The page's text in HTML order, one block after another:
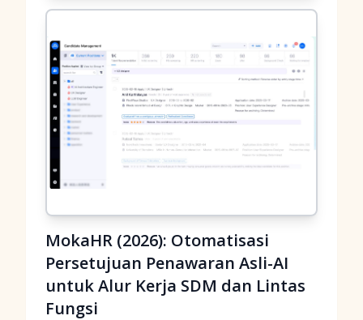
MokaHR (2026): Otomatisasi
Persetujuan Penawaran Asli-AI
untuk Alur Kerja SDM dan Lintas
Fungsi